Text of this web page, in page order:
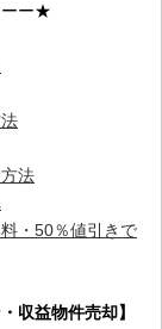
ーー★
法
・50％値引きで
収益物件売却】